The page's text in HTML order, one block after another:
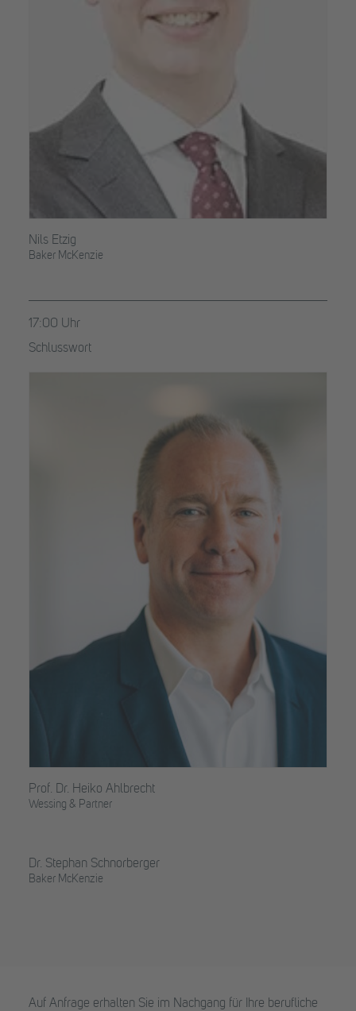
Nils Etzig
Baker McKenzie
17:00 Uhr
Schlusswort
Prof. Dr. Heiko Ahlbrecht
Wessing & Partner
Dr. Stephan Schnorberger
Baker McKenzie
Auf Anfrage erhalten Sie im Nachgang für Ihre berufliche